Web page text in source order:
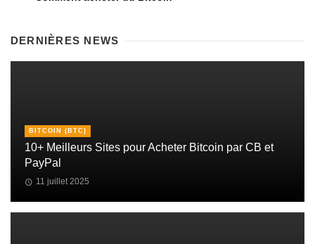
DERNIÈRES NEWS
BITCOIN (BTC)
10+ Meilleurs Sites pour Acheter Bitcoin par CB et
PayPal
11 juillet 2025